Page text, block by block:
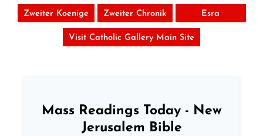
Zweiter Koenige Zweiter Chronik Esra
Visit Catholic Gallery Main Site
Mass Readings Today - New
Jerusalem Bible